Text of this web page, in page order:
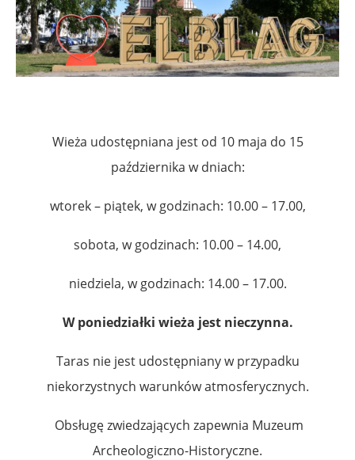
Wieża udostępniana jest od 10 maja do 15
października w dniach:
wtorek – piątek, w godzinach: 10.00 – 17.00,
sobota, w godzinach: 10.00 – 14.00,
niedziela, w godzinach: 14.00 – 17.00.
W poniedziałki wieża jest nieczynna.
Taras nie jest udostępniany w przypadku
niekorzystnych warunków atmosferycznych.
Obsługę zwiedzających zapewnia Muzeum
Archeologiczno-Historyczne.